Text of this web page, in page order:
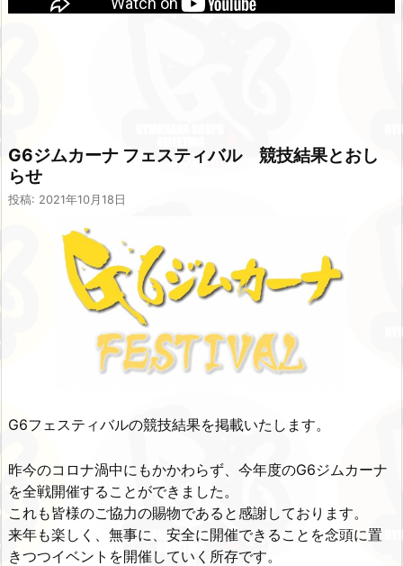
G6ジムカーナ フェスティバル 競技結果とおし
らせ
投稿: 2021年10月18日
G6フェスティバルの競技結果を掲載いたします。
昨今のコロナ渦中にもかかわらず、今年度のG6ジムカーナ
を全戦開催することができました。
これも皆様のご協力の賜物であると感謝しております。
来年も楽しく、無事に、安全に開催できることを念頭に置
きつつイベントを開催していく所存です。